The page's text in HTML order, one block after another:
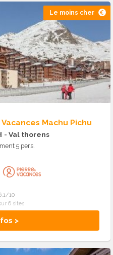
Le moins cher
Machu Pichu
- Val thorens
5 pers.
>
10
6 sites